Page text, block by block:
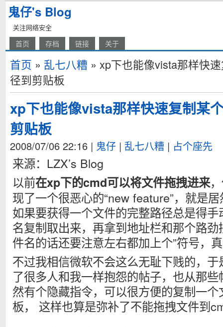
鬼仔's Blog
关注网络安全
首页 存档 链接 关于
首页 » 乱七八糟 » xp下也能像vista那样快
径到剪贴板
xp下也能像vista那样快速复制某
剪贴板
2008/07/06 22:16 | 鬼仔 | 乱七八糟 | 占个座先
来源：LZX’s Blog
以前在xp下的cmd可以将文件拖拽进来
现了一个很恶心的“new feature”，就是
如果要获得一个文件的完整路径总是得手
名复制取出来，再拿到地址栏和那个路
件名的话还要注意左右都加上个”符号
不过我相信微软不会这么无耻下贱的，
了很多人和我一样抱怨的帖子，也从那
然有个隐藏指令，可以很方便的复制一
板， 这样也算是弥补了不能拖拽文件到